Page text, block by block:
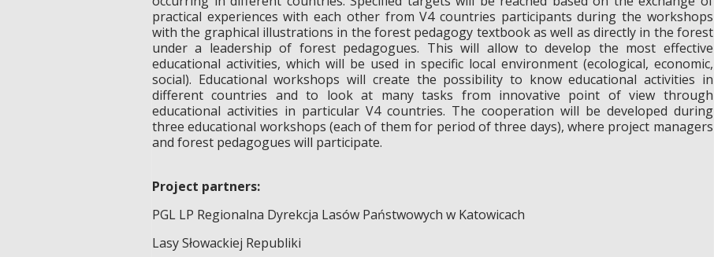
practical experiences with each other from V4 countries participants during the workshops
with the graphical illustrations in the forest pedagogy textbook as well as directly in the forest
under a leadership of forest pedagogues. This will allow to develop the most effective
educational activities, which will be used in specific local environment (ecological, economic,
social). Educational workshops will create the possibility to know educational activities in
different countries and to look at many tasks from innovative point of view through
educational activities in particular V4 countries. The cooperation will be developed during
three educational workshops (each of them for period of three days), where project managers
and forest pedagogues will participate.
Project partners:
PGL LP Regionalna Dyrekcja Lasów Państwowych w Katowicach
Lasy Słowackiej Republiki